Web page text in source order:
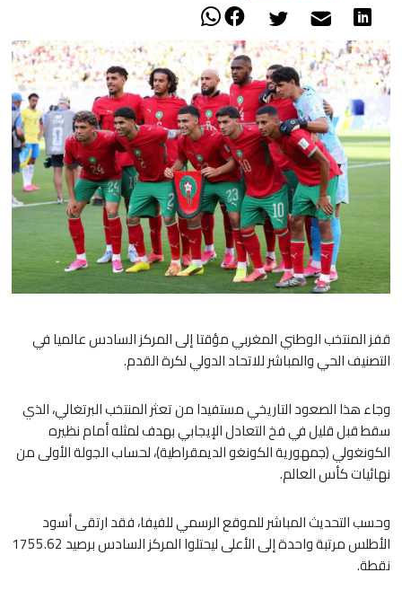
قفز المنتخب الوطني المغربي مؤقتا إلى المركز السادس عالميا في
التصنيف الحي والمباشر للاتحاد الدولي لكرة القدم.
​وجاء هذا الصعود التاريخي مستفيدا من تعثر المنتخب البرتغالي، الذي
سقط قبل قليل في فخ التعادل الإيجابي بهدف لمثله أمام نظيره
الكونغولي (جمهورية الكونغو الديمقراطية)، لحساب الجولة الأولى من
نهائيات كأس العالم.
​وحسب التحديث المباشر للموقع الرسمي للفيفا، فقد ارتقى أسود
الأطلس مرتبة واحدة إلى الأعلى ليحتلوا المركز السادس برصيد 1755.62
نقطة.